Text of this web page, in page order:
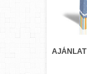
AJÁNLAT